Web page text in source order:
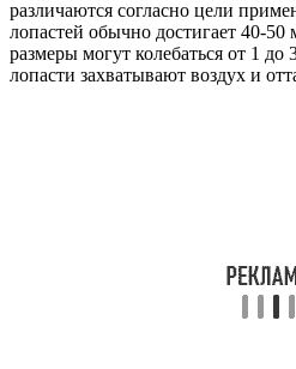
различаются согласно цели
лопастей обычно достигает 40-
размеры могут колебаться от 1 до
лопасти захватывают воздух и